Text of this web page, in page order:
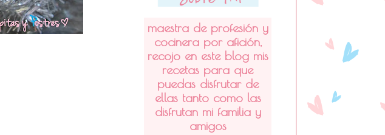
maestra de profesión y
cocinera por afición,
recojo en este blog mis
recetas para que
puedas disfrutar de
ellas tanto como las
disfrutan mi familia y
amigos